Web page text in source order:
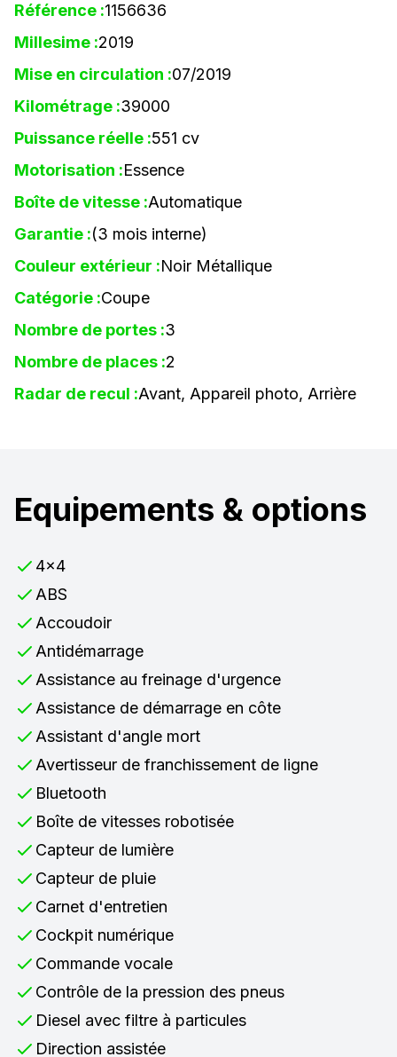
Référence :1156636
Millesime :2019
Mise en circulation :07/2019
Kilométrage :39000
Puissance réelle :551 cv
Motorisation :Essence
Boîte de vitesse :Automatique
Garantie :(3 mois interne)
Couleur extérieur :Noir Métallique
Catégorie :Coupe
Nombre de portes :3
Nombre de places :2
Radar de recul :Avant, Appareil photo, Arrière
Equipements & options
4x4
ABS
Accoudoir
Antidémarrage
Assistance au freinage d'urgence
Assistance de démarrage en côte
Assistant d'angle mort
Avertisseur de franchissement de ligne
Bluetooth
Boîte de vitesses robotisée
Capteur de lumière
Capteur de pluie
Carnet d'entretien
Cockpit numérique
Commande vocale
Contrôle de la pression des pneus
Diesel avec filtre à particules
Direction assistée